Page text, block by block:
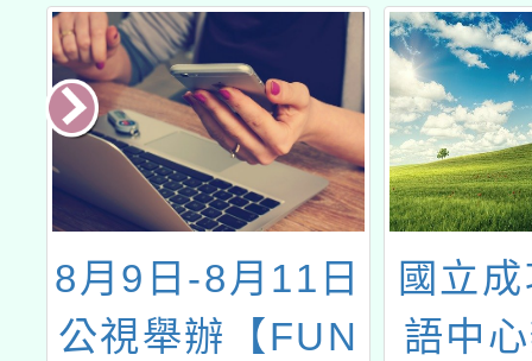
8月9日-8月11日
公視舉辦【FUN
國立
語中